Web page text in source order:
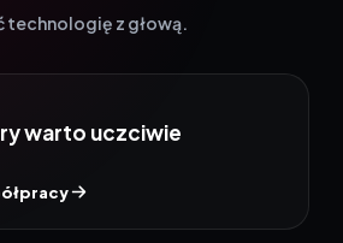
z głową.
warto uczciwie